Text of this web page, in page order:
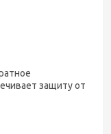
защиту от